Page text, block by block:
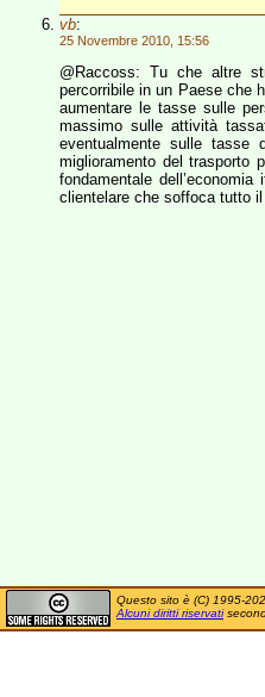
vb:
25 Novembre 2010, 15:56
@Raccoss: Tu che altre
percorribile in un Paese che
aumentare le tasse sulle
massimo sulle attività
eventualmente sulle
miglioramento del trasporto
fondamentale
clientelare che soffoca tutto
Questo sito è (C) 1995-
Alcuni diritti riservati